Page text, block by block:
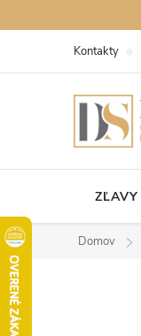
na
Kontakty
ZĽAVY
Domov